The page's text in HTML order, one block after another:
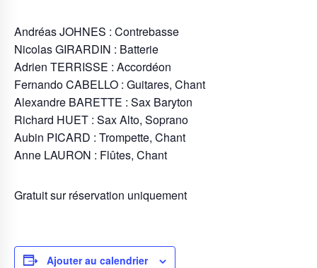
Andréas JOHNES : Contrebasse
Nicolas GIRARDIN : Batterie
Adrien TERRISSE : Accordéon
Fernando CABELLO : Guitares, Chant
Alexandre BARETTE : Sax Baryton
Richard HUET : Sax Alto, Soprano
Aubin PICARD : Trompette, Chant
Anne LAURON : Flûtes, Chant
Gratuit sur réservation uniquement
Ajouter au calendrier